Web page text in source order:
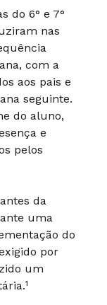
do 6° e 7°
nas
com a
aos pais e
seguinte.
do aluno,
e
pelos
da
uma
do
por
um